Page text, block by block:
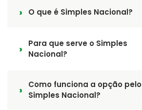
O que é Simples Nacional?
Para que serve o Simples
Nacional?
Como funciona a opção pelo
Simples Nacional?